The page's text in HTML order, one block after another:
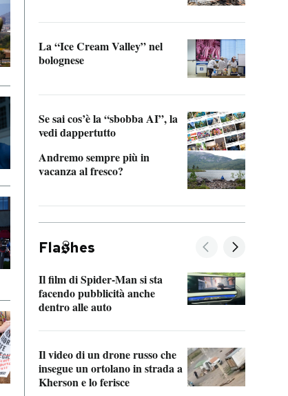
La “Ice Cream Valley” nel
bolognese
Se sai cos’è la “sbobba AI”, la
vedi dappertutto
Andremo sempre più in
vacanza al fresco?
Fla hes
Il film di Spider-Man si sta
facendo pubblicità anche
dentro alle auto
Il video di un drone russo che
insegue un ortolano in strada a
Kherson e lo ferisce